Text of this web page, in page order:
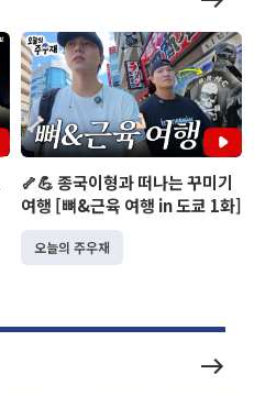
🦴💪 종국이형과 떠나는 꾸미기
여행 [뼈&근육 여행 in 도쿄 1화]
오늘의 주우재